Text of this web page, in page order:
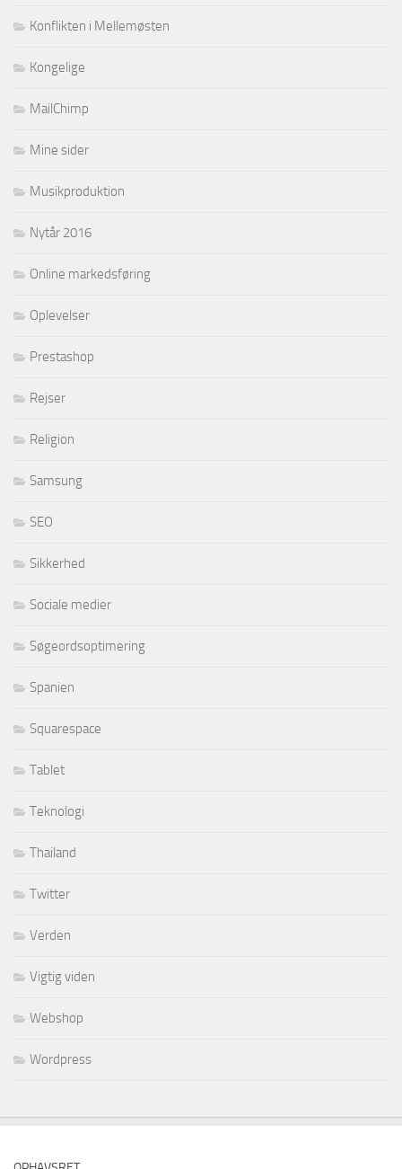
Konflikten i Mellemøsten
Kongelige
MailChimp
Mine sider
Musikproduktion
Nytår 2016
Online markedsføring
Oplevelser
Prestashop
Rejser
Religion
Samsung
SEO
Sikkerhed
Sociale medier
Søgeordsoptimering
Spanien
Squarespace
Tablet
Teknologi
Thailand
Twitter
Verden
Vigtig viden
Webshop
Wordpress